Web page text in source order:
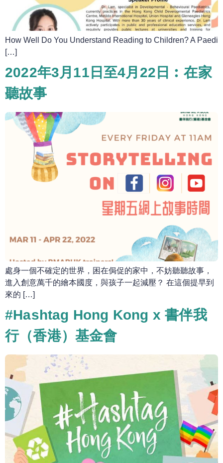
How Well Do You Understand Reading to Children? A Paedi
[…]
2022年3月11日至4月22日︰在家
聽故事
處身一個不確定的世界，困在侷促的家中，不妨聽聽故事，
進入創意萬千的繪本國度，與孩子一起減壓？ 在這個提早到
來的 […]
#Hashtag Hong Kong x 書伴我
行（香港）基金會